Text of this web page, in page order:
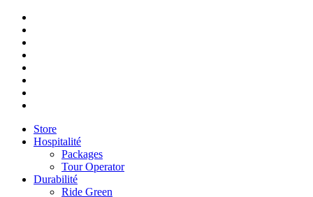
Store
Hospitalité
Packages
Tour Operator
Durabilité
Ride Green